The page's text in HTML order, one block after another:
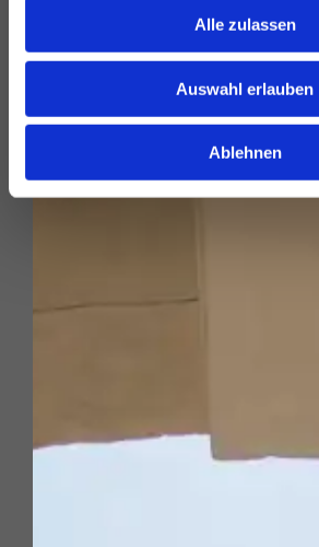
Alle zulassen
Auswahl erlauben
Ablehnen